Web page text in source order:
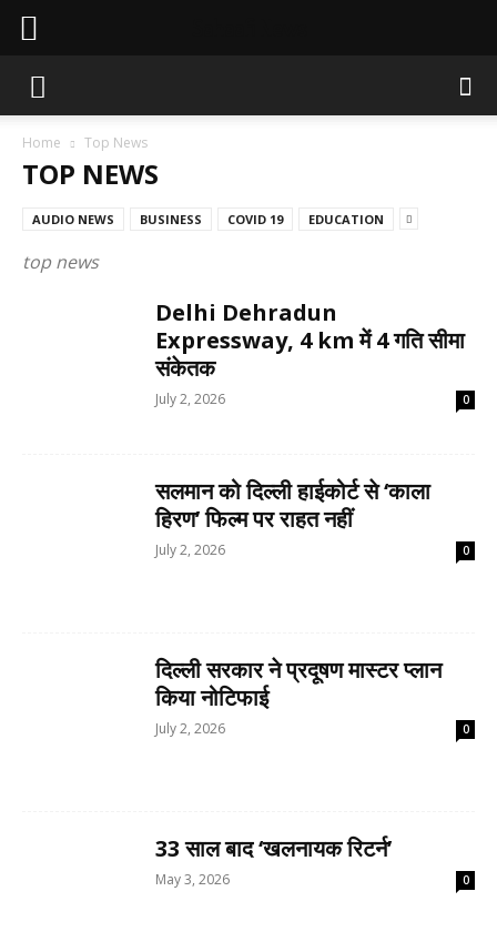
Home Top News
TOP NEWS
AUDIO NEWS BUSINESS COVID 19 EDUCATION
top news
Delhi Dehradun
Expressway, 4 km में 4 गति सीमा
संकेतक
July 2, 2026 0
सलमान को दिल्ली हाईकोर्ट से ‘काला
हिरण’ फिल्म पर राहत नहीं
July 2, 2026 0
दिल्ली सरकार ने प्रदूषण मास्टर प्लान
किया नोटिफाई
July 2, 2026 0
33 साल बाद ‘खलनायक रिटर्न’
May 3, 2026 0